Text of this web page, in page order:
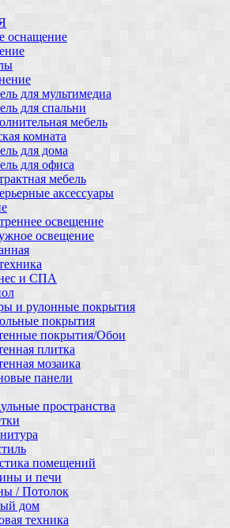
оснащение
для мультимедиа
для спальни
мебель
комната
для дома
для офиса
мебель
аксессуары
освещение
освещение
и СПА
и рулонные покрытия
покрытия
покрытия/Обои
плитка
мозаика
панели
пространства
помещений
и печи
/ Потолок
дом
техника